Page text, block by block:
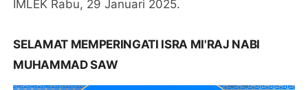
IMLEK Rabu, 29 Januari 2025.
SELAMAT MEMPERINGATI ISRA MI'RAJ NABI
MUHAMMAD SAW